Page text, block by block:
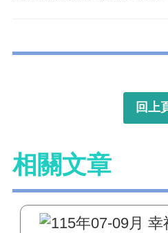
回上
相關文章